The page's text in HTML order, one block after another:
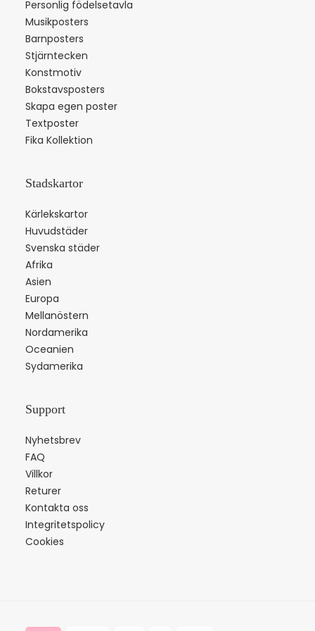
Personlig födelsetavla
Musikposters
Barnposters
Stjärntecken
Konstmotiv
Bokstavsposters
Skapa egen poster
Textposter
Fika Kollektion
Stadskartor
Kärlekskartor
Huvudstäder
Svenska städer
Afrika
Asien
Europa
Mellanöstern
Nordamerika
Oceanien
Sydamerika
Support
Nyhetsbrev
FAQ
Villkor
Returer
Kontakta oss
Integritetspolicy
Cookies